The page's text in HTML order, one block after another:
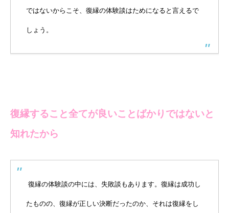
ではないからこそ、復縁の体験談はためになると言えるで
しょう。
復縁すること全てが良いことばかりではないと
知れたから
復縁の体験談の中には、失敗談もあります。復縁は成功し
たものの、復縁が正しい決断だったのか、それは復縁をし